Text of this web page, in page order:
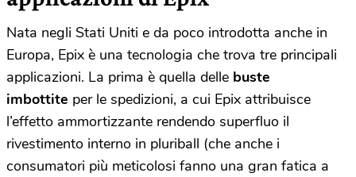
Nata negli Stati Uniti e da poco introdotta anche in
Europa, Epix è una tecnologia che trova tre principali
applicazioni. La prima è quella delle buste
imbottite per le spedizioni, a cui Epix attribuisce
l’effetto ammortizzante rendendo superfluo il
rivestimento interno in pluriball (che anche i
consumatori più meticolosi fanno una gran fatica a